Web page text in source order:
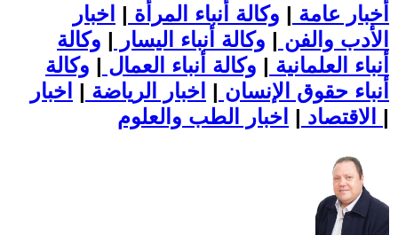
أخبار عامة | وكالة أنباء المرأة | اخبار
الأدب والفن | وكالة أنباء اليسار | وكالة
أنباء العلمانية | وكالة أنباء العمال | وكالة
أنباء حقوق الإنسان | اخبار الرياضة | اخبار
الاقتصاد | |